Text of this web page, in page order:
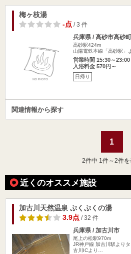
梅ヶ枝湯
-点/ 3 件
兵庫県 / 高砂市高砂
高砂駅424m
山陽電鉄本線「高砂駅」
営業時間 15:30～23:00
入浴料金 570円～
日帰り
関連情報から探す
1
2件中 1件～2件
近くのオススメ施設
加古川天然温泉 ぷくぷくの湯
3.9点/ 32 件
兵庫県 / 加古川市
尾上の松駅970m
JR神戸線 加古川駅より
古川ICより…